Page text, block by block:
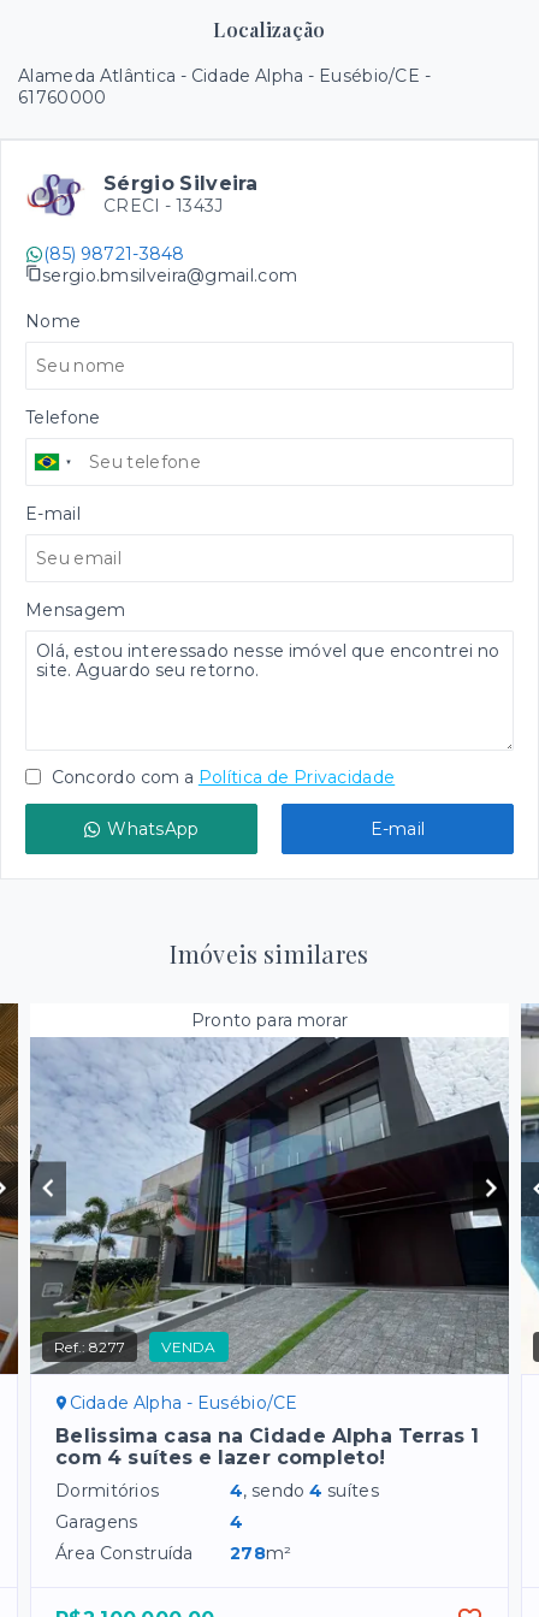
Localização
Alameda Atlântica - Cidade Alpha - Eusébio/CE -
61760000
Sérgio Silveira
CRECI - 1343J
(85) 98721-3848
sergio.bmsilveira@gmail.com
Nome
Telefone
E-mail
Mensagem
Concordo com a Política de Privacidade
WhatsApp E-mail
Imóveis similares
Pronto para morar
Ref.:8277 VENDA
Cidade Alpha - Eusébio/CE
Belissima casa na Cidade Alpha Terras 1
com 4 suítes e lazer completo!
Dormitórios 4, sendo4 suítes
Garagens
4
Área Construída
278m²